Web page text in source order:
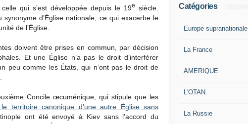
qui s’est développée depuis le 19e
siècle.
d’Église nationale, ce qui exacerbe le
de l’Église.
doivent être prises en commun, par décision
Et une Église n’a pas le droit d’interférer
peu comme les États, qui n’ont pas le droit de
Concile œcuménique, qui stipule que les
territoire canonique d’une autre Église sans
ont été envoyé à Kiev sans l’accord du
Catégories
Europe supranationale
La France
AMERIQUE
L'OTAN.
La Russie